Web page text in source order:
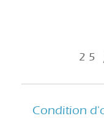
25
Condition